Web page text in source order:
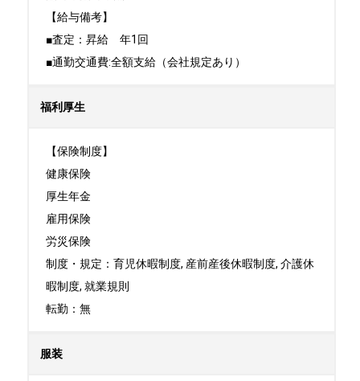
【給与備考】
■査定：昇給　年1回
■通勤交通費:全額支給（会社規定あり）
福利厚生
【保険制度】
健康保険
厚生年金
雇用保険
労災保険
制度・規定：育児休暇制度, 産前産後休暇制度, 介護休
暇制度, 就業規則
転勤：無
服装